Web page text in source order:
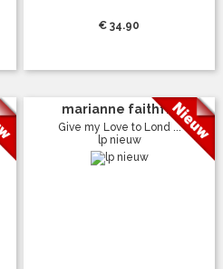
€ 34.90
marianne faithf...
Give my Love to Lond ...
lp nieuw